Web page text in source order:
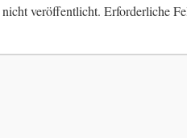
veröffentlicht. Erforderliche